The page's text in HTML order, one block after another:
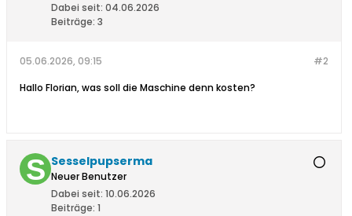
Dabei seit: 04.06.2026
Beiträge: 3
#2
05.06.2026, 09:15
Hallo Florian, was soll die Maschine denn kosten?
Sesselpupserma
Neuer Benutzer
Dabei seit: 10.06.2026
Beiträge: 1